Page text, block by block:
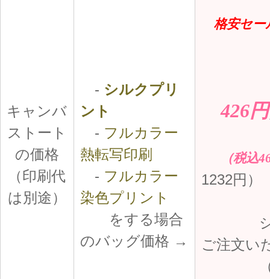
キャンバ
ストート
の価格
（印刷代
は別途）
- シルクプリ
ント
- フルカラー
熱転写印刷
- フルカラー
染色プリント
をする場合
のバッグ価格 →
格安セー
426円
（税込
1232円）
シル
ご注文い
（200